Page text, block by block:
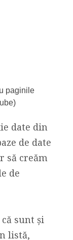
paginile
date din
de date
să creăm
de
sunt și
listă,